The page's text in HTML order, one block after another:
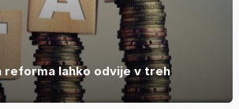
reforma lahko odvije v treh